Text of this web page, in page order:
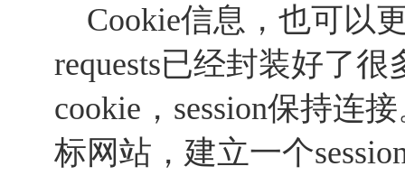
Cookie信息，也可以
requests已经封装好了
cookie，session保持连
标网站，建立一个